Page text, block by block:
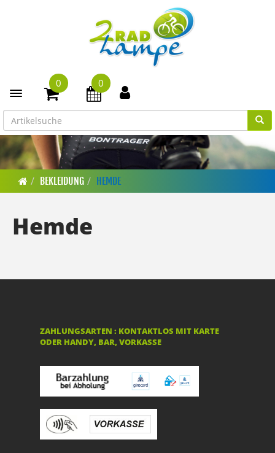
Toggle navigation
0 0
BEKLEIDUNG HEMDE
Hemde
ZAHLUNGSARTEN : KONTAKTLOS MIT KARTE
ODER HANDY, BAR, VORKASSE